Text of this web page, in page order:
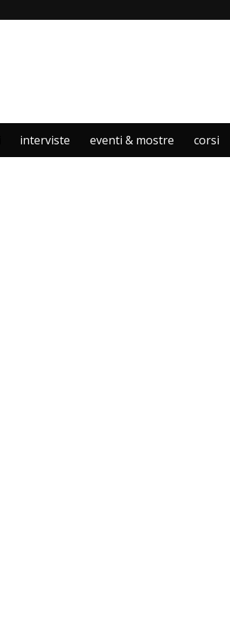
interviste eventi & mostre corsi